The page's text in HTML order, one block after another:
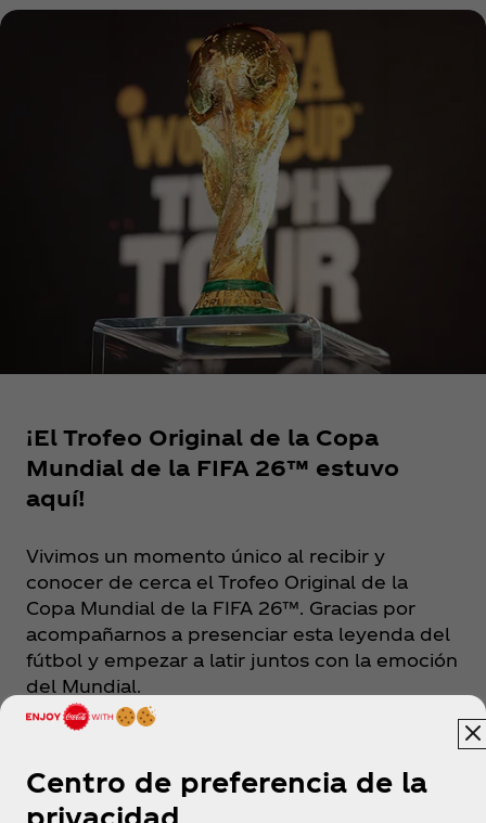
¡El Trofeo Original de la Copa
Mundial de la FIFA 26™ estuvo
aquí!
Vivimos un momento único al recibir y
conocer de cerca el Trofeo Original de la
Copa Mundial de la FIFA 26™. Gracias por
acompañarnos a presenciar esta leyenda del
fútbol y empezar a latir juntos con la emoción
del Mundial.
Centro de preferencia de la
privacidad